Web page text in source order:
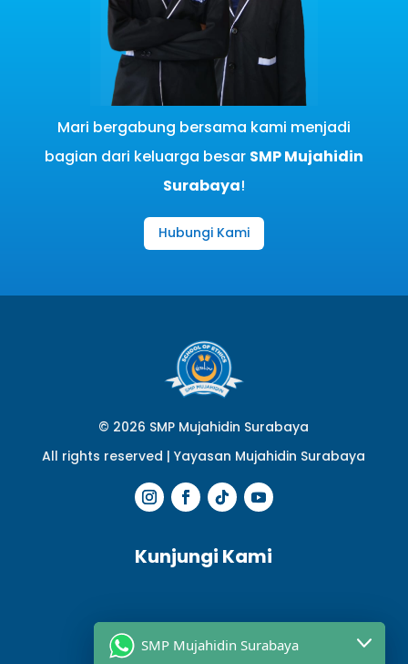
Mari bergabung bersama kami menjadi
bagian dari keluarga besar SMP Mujahidin
Surabaya!
Hubungi Kami
© 2026 SMP Mujahidin Surabaya
All rights reserved |Yayasan Mujahidin Surabaya
Kunjungi Kami
SMP Mujahidin Surabaya